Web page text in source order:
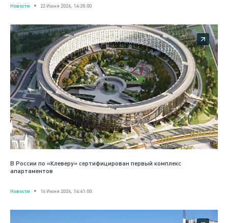
Новости 22 Июня 2026, 14:38:00
В России по «Клеверу» сертифицирован первый комплекс
апартаментов
Новости 16 Июня 2026, 14:41:00